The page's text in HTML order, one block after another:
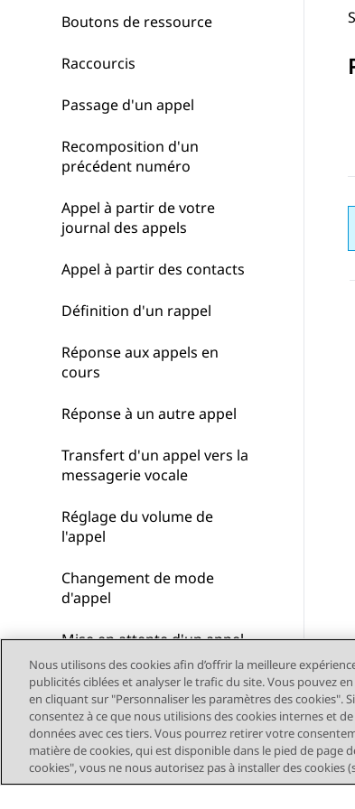
Boutons de ressource
Raccourcis
Passage d'un appel
Recomposition d'un
précédent numéro
Appel à partir de votre
journal des appels
Appel à partir des contacts
Définition d'un rappel
Réponse aux appels en
cours
Réponse à un autre appel
Transfert d'un appel vers la
messagerie vocale
Réglage du volume de
l'appel
Changement de mode
d'appel
Mise en attente d'un appel
Désactivation du micro
pendant un appel
Fin d'un appel
Démarrage d'une
Nous utilisons des cookies afin d’offrir la meilleure
publicités ciblées et analyser le trafic du site. Vous pouvez
en cliquant sur "Personnaliser les paramètres des cookies".
consentez à ce que nous utilisions des cookies internes et
données avec ces tiers. Vous pourrez retirer votre
matière de cookies, qui est disponible dans le pied de page
cookies", vous ne nous autorisez pas à installer des